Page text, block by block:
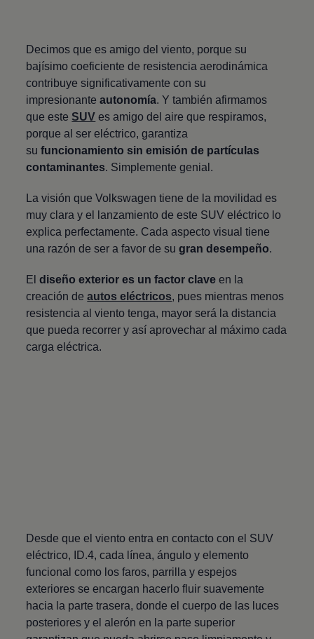
Decimos que es amigo del viento, porque su
bajísimo coeficiente de resistencia aerodinámica
contribuye significativamente con su
impresionanteautonomía. Y también afirmamos
que esteSUV es amigo del aire que respiramos,
porque al ser eléctrico, garantiza
su funcionamiento sin emisión de partículas
contaminantes. Simplemente genial.
La visión que Volkswagen tiene de la movilidad es
muy clara y el lanzamiento de este SUV eléctrico lo
explica perfectamente. Cada aspecto visual tiene
una razón de ser a favor de sugran desempeño.
Eldiseño exterior es un factor claveen la
creación deautos eléctricos, pues mientras menos
resistencia al viento tenga, mayor será la distancia
que pueda recorrer y así aprovechar al máximo cada
carga eléctrica.
Desde que el viento entra en contacto con el SUV
eléctrico, ID.4, cada línea, ángulo y elemento
funcional como los faros, parrilla y espejos
exteriores se encargan hacerlo fluir suavemente
hacia la parte trasera, donde el cuerpo de las luces
posteriores y el alerón en la parte superior